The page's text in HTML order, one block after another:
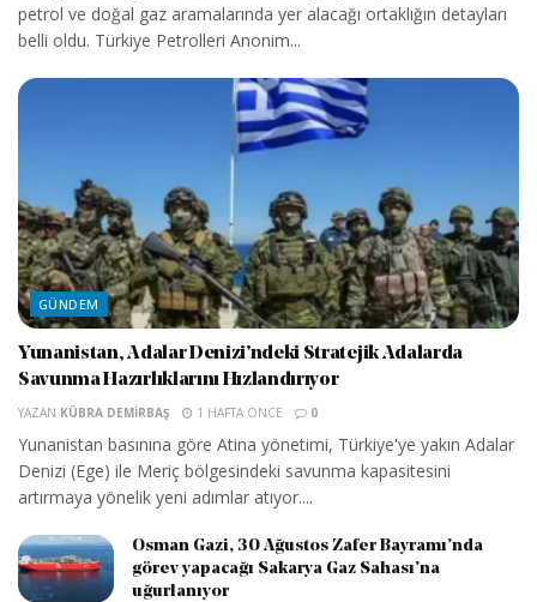
petrol ve doğal gaz aramalarında yer alacağı ortaklığın detayları
belli oldu. Türkiye Petrolleri Anonim...
GÜNDEM
Yunanistan, Adalar Denizi’ndeki Stratejik Adalarda
Savunma Hazırlıklarını Hızlandırıyor
YAZAN KÜBRA DEMIRBAŞ 1 HAFTA ÖNCE 0
Yunanistan basınına göre Atina yönetimi, Türkiye'ye yakın Adalar
Denizi (Ege) ile Meriç bölgesindeki savunma kapasitesini
artırmaya yönelik yeni adımlar atıyor....
Osman Gazi, 30 Ağustos Zafer Bayramı’nda
görev yapacağı Sakarya Gaz Sahası’na
uğurlanıyor